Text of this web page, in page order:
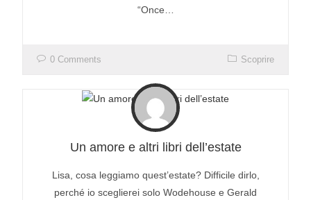
“Once…
0 Comments Scoprire
Un amore e altri libri dell’estate
Lisa, cosa leggiamo quest’estate? Difficile dirlo,
perché io sceglierei solo Wodehouse e Gerald